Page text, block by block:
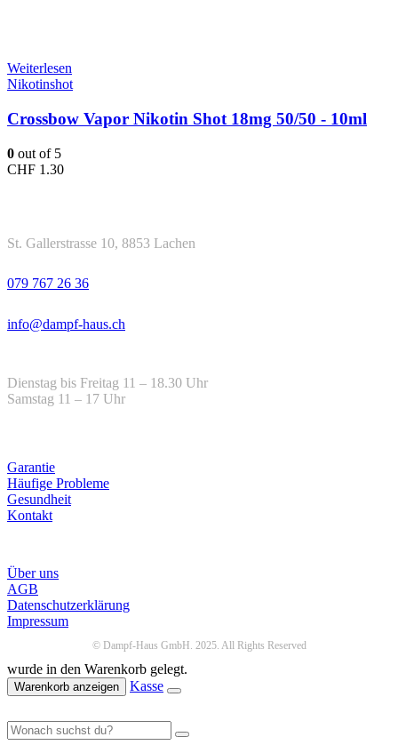
Weiterlesen
Nikotinshot
Crossbow Vapor Nikotin Shot 18mg 50/50 - 10ml
0 out of 5
CHF 1.30
St. Gallerstrasse 10, 8853 Lachen
079 767 26 36
info@dampf-haus.ch
Dienstag bis Freitag 11 – 18.30 Uhr
Samstag 11 – 17 Uhr
Garantie
Häufige Probleme
Gesundheit
Kontakt
Über uns
AGB
Datenschutzerklärung
Impressum
© Dampf-Haus GmbH. 2025. All Rights Reserved
wurde in den Warenkorb gelegt.
Warenkorb anzeigen Kasse